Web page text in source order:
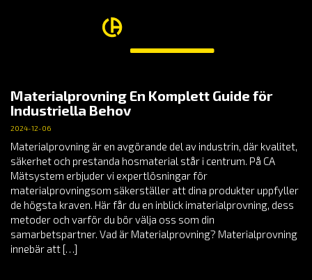
Materialprovning En Komplett Guide för
Industriella Behov
2024-12-06
Materialprovning är en avgörande del av industrin, där kvalitet,
säkerhet och prestanda hosmaterial står i centrum. På CA
Mätsystem erbjuder vi expertlösningar för
materialprovningsom säkerställer att dina produkter uppfyller
de högsta kraven. Här får du en inblick imaterialprovning, dess
metoder och varför du bör välja oss som din
samarbetspartner. Vad är Materialprovning? Materialprovning
innebär att […]